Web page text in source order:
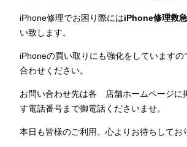
iPhone修理でお困り際にはiPhone修理救
い致します。
iPhoneの買い取りにも強化をしています
合わせください。
お問い合わせ先は各 店舗ホームページに
す電話番号まで御電話くださいませ。
本日も皆様のご利用、心よりお待ちしてお